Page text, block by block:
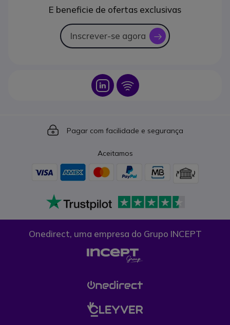
E beneficie de ofertas exclusivas
Inscrever-se agora icon
Icon Icon
Icon
Pagar com facilidade e segurança
Aceitamos
Onedirect, uma empresa do Grupo INCEPT